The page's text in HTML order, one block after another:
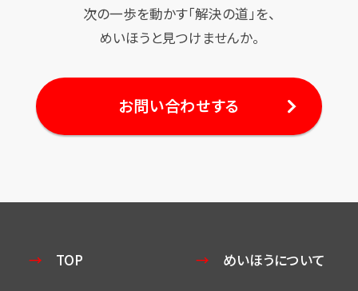
次の一歩を動かす「解決の道」を、
めいほうと見つけませんか。
お問い合わせする
TOP めいほうについて